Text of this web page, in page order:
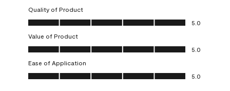
Quality of Product
Quality of Product, 5.0 out of 5
5.0
Value of Product
Value of Product, 5.0 out of 5
5.0
Ease of Application
Ease of Application, 5.0 out of 5
5.0